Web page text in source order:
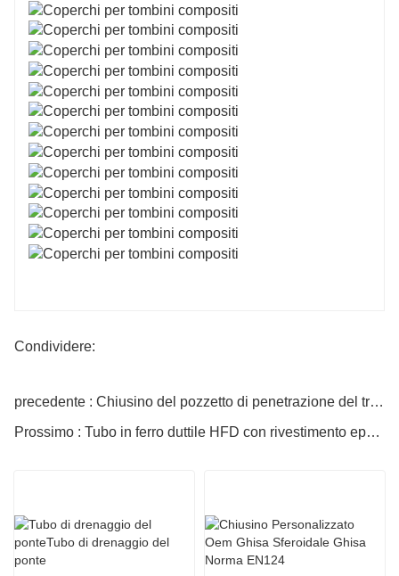
Condividere:
precedente : Chiusino del pozzetto di penetrazione del troppopieno
Prossimo : Tubo in ferro duttile HFD con rivestimento epossidico con rivestimento in cemento